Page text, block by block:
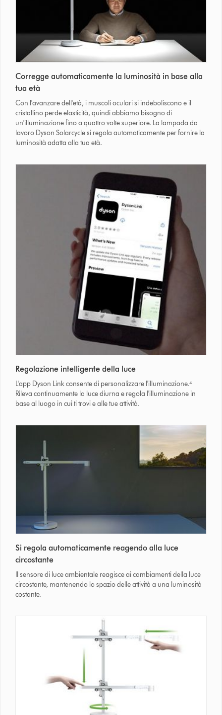
Corregge automaticamente la luminosità in base alla
tua età
Con l'avanzare dell'età, i muscoli oculari si indeboliscono e il
cristallino perde elasticità, quindi abbiamo bisogno di
un'illuminazione fino a quattro volte superiore. La lampada da
lavoro Dyson Solarcycle si regola automaticamente per fornire la
luminosità adatta alla tua età.
Regolazione intelligente della luce
L'app Dyson Link consente di personalizzare l'illuminazione.⁴
Rileva continuamente la luce diurna e regola l'illuminazione in
base al luogo in cui ti trovi e alle tue attività.
Si regola automaticamente reagendo alla luce
circostante
Il sensore di luce ambientale reagisce ai cambiamenti della luce
circostante, mantenendo lo spazio delle attività a una luminosità
costante.